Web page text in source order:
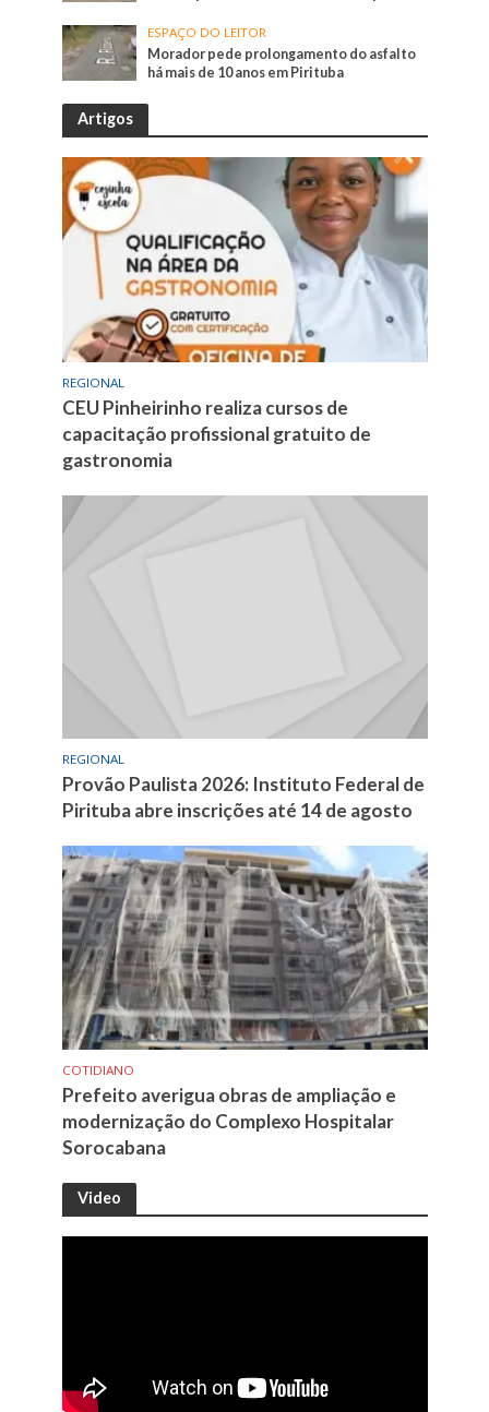
ESPAÇO DO LEITOR
Morador pede prolongamento do asfalto
há mais de 10 anos em Pirituba
Artigos
REGIONAL
CEU Pinheirinho realiza cursos de
capacitação profissional gratuito de
gastronomia
REGIONAL
Provão Paulista 2026: Instituto Federal de
Pirituba abre inscrições até 14 de agosto
COTIDIANO
Prefeito averigua obras de ampliação e
modernização do Complexo Hospitalar
Sorocabana
Video